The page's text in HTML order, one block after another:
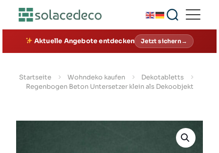
Aktuelle Angebote entdecken Jetzt sichern→
Startseite Wohndeko kaufen
Dekotabletts
Regenbogen Beton Untersetzer klein als Dekoobjekt